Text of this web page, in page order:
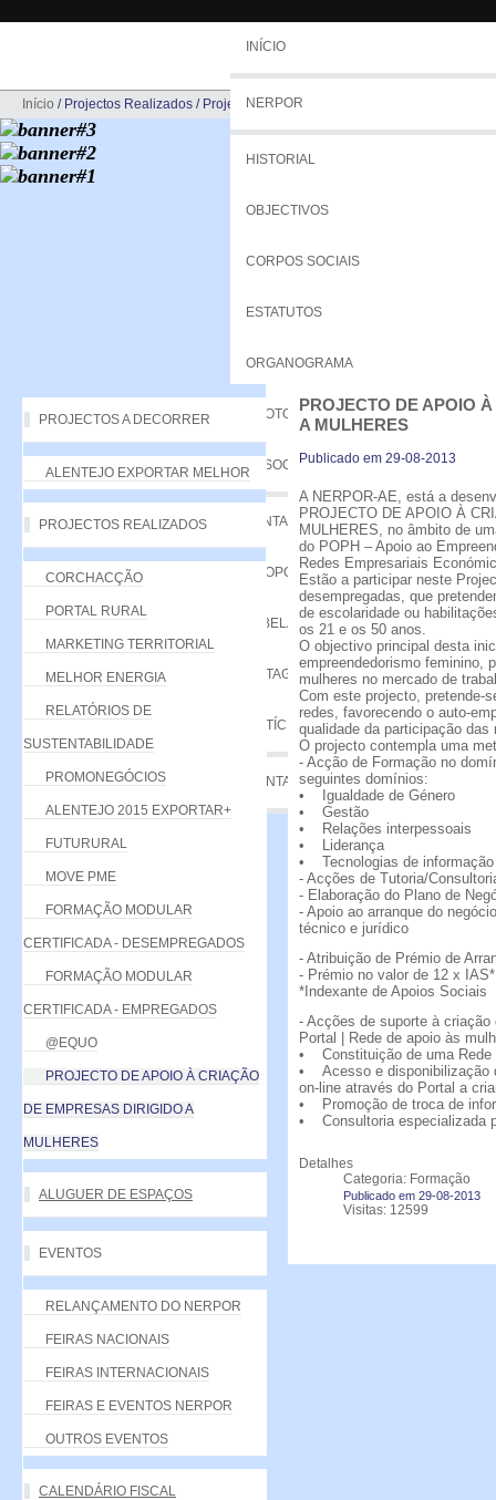
INÍCIO
NERPOR
HISTORIAL
OBJECTIVOS
CORPOS SOCIAIS
ESTATUTOS
ORGANOGRAMA
PROTOCOLOS
ASSOCIADOS
VANTAGENS
PROPOSTA
TABELA DE QUOTAS
LISTAGEM
NOTÍCIAS
CONTACTE-NOS
Início / Projectos Realizados / Projecto de Apoio à Criação de Empresas
PROJECTOS A DECORRER
ALENTEJO EXPORTAR MELHOR
PROJECTOS REALIZADOS
CORCHACÇÃO
PORTAL RURAL
MARKETING TERRITORIAL
MELHOR ENERGIA
RELATÓRIOS DE
SUSTENTABILIDADE
PROMONEGÓCIOS
ALENTEJO 2015 EXPORTAR+
FUTURURAL
MOVE PME
FORMAÇÃO MODULAR
CERTIFICADA - DESEMPREGADOS
FORMAÇÃO MODULAR
CERTIFICADA - EMPREGADOS
@EQUO
PROJECTO DE APOIO À CRIAÇÃO
DE EMPRESAS DIRIGIDO A
MULHERES
ALUGUER DE ESPAÇOS
EVENTOS
RELANÇAMENTO DO NERPOR
FEIRAS NACIONAIS
FEIRAS INTERNACIONAIS
FEIRAS E EVENTOS NERPOR
OUTROS EVENTOS
CALENDÁRIO FISCAL
PROJECTO DE APOIO
A MULHERES
Publicado em 29-08-2013
A NERPOR-AE, está a
PROJECTO DE APOIO À
MULHERES, no âmbito de
do POPH – Apoio ao
Redes Empresariais
Estão a participar neste
desempregadas, que
de escolaridade ou
os 21 e os 50 anos.
O objectivo principal desta
empreendedorismo feminino,
mulheres no mercado de
Com este projecto, pretende-
redes, favorecendo o auto-
qualidade da participação
O projecto contempla uma
- Acção de Formação no
seguintes domínios:
• Igualdade de Género
• Gestão
• Relações interpessoais
• Liderança
• Tecnologias de informação
- Acções de Tutoria/
- Elaboração do Plano de
- Apoio ao arranque do
técnico e jurídico
- Atribuição de Prémio de
- Prémio no valor de 12 x
*Indexante de Apoios Sociais
- Acções de suporte à
Portal | Rede de apoio às
• Constituição de uma Rede
• Acesso e disponibilização
on-line através do Portal a
• Promoção de troca de
• Consultoria especializada
Detalhes
Categoria: Formação
Publicado em 29-08-2013
Visitas: 12599